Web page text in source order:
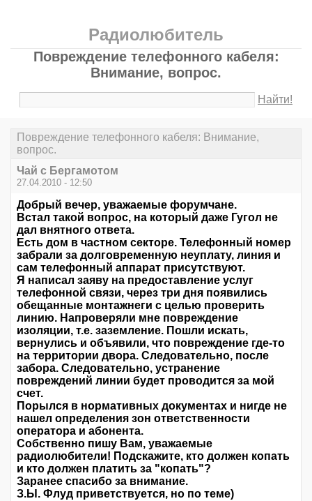
Радиолюбитель
Повреждение телефонного кабеля:
Внимание, вопрос.
Найти!
Повреждение телефонного кабеля: Внимание,
вопрос.
Чай с Бергамотом
27.04.2010 - 12:50
Добрый вечер, уважаемые форумчане.
Встал такой вопрос, на который даже Гугол не
дал внятного ответа.
Есть дом в частном секторе. Телефонный номер
забрали за долговременную неуплату, линия и
сам телефонный аппарат присутствуют.
Я написал заяву на предоставление услуг
телефонной связи, через три дня появились
обещанные монтажнеги с целью проверить
линию. Напроверяли мне повреждение
изоляции, т.е. заземление. Пошли искать,
вернулись и объявили, что повреждение где-то
на территории двора. Следовательно, после
забора. Следовательно, устранение
повреждений линии будет проводится за мой
счет.
Порылся в нормативных документах и нигде не
нашел определения зон ответственности
оператора и абонента.
Собственно пишу Вам, уважаемые
радиолюбители! Подскажите, кто должен копать
и кто должен платить за "копать"?
Заранее спасибо за внимание.
З.Ы. Флуд приветствуется, но по теме)